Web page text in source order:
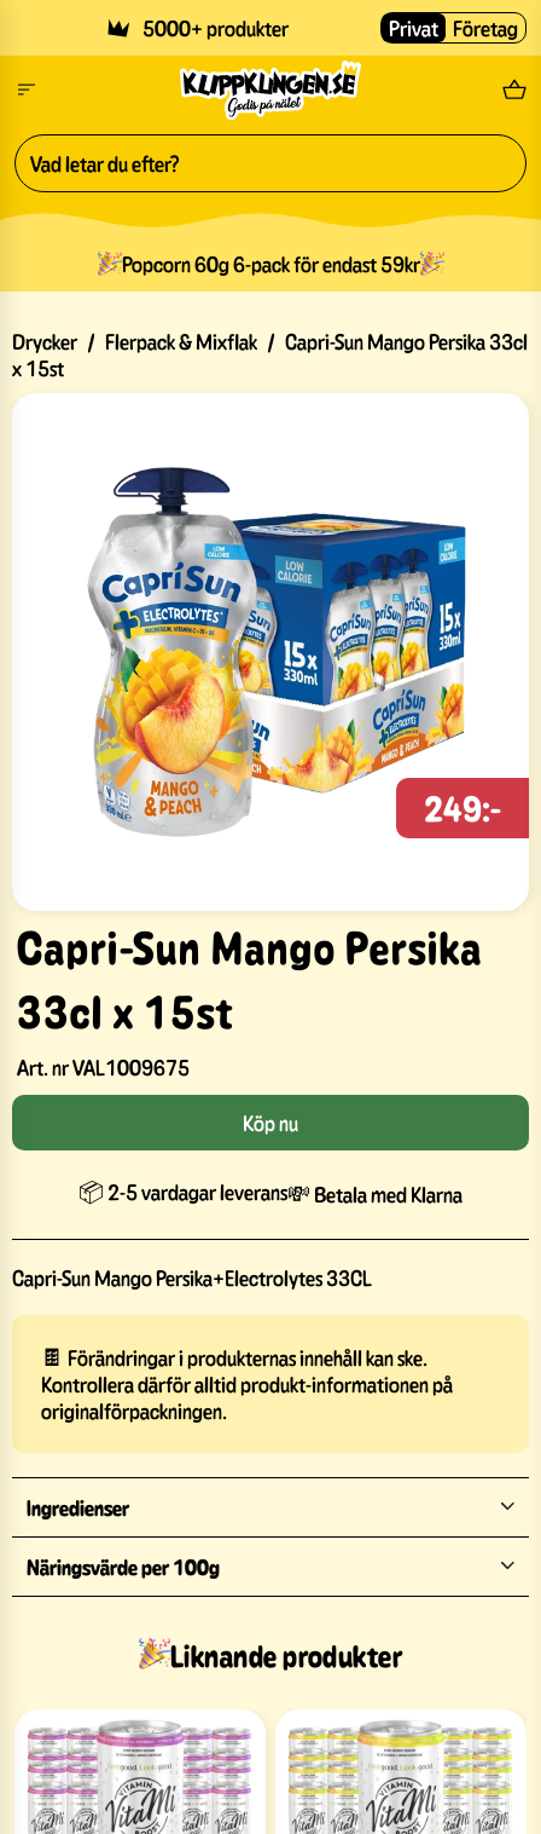
5000+ produkter Fri
Privat Företag
Popcorn 60g 6-pack för endast 59kr
Drycker / Flerpack & Mixflak / Capri-Sun Mango Persika 33cl
x 15st
Capri-Sun Mango Persika
33cl x 15st
Art. nrVAL1009675
249:-
Köp nu
📦 2-5 vardagar leverans💸 Betala med Klarna
Capri-Sun Mango Persika+Electrolytes 33CL
🍫 Förändringar i produkternas innehåll kan ske.
Kontrollera därför alltid produkt-informationen på
originalförpackningen.
Ingredienser
Näringsvärde per 100g
Liknande produkter